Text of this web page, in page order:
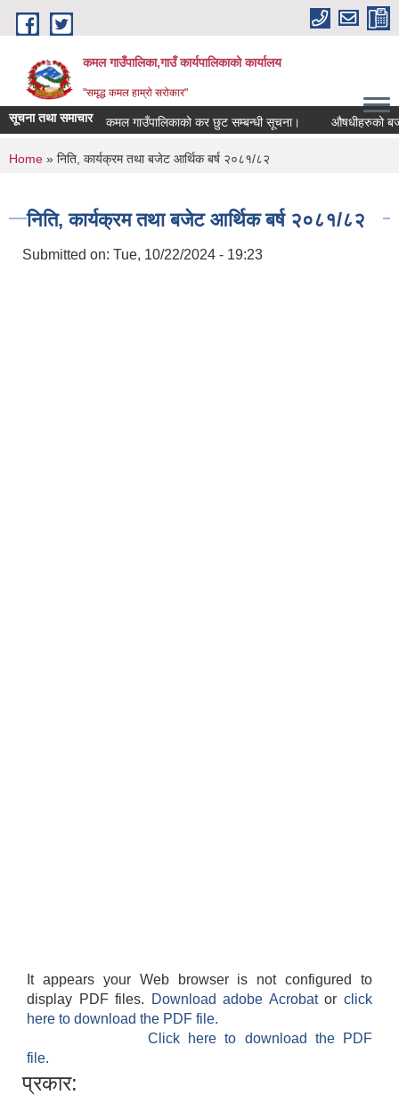
Skip to main content
कमल गाउँपालिका,गाउँ कार्यपालिकाको कार्यालय
"समृद्ध कमल हाम्रो सरोकार"
सूचना तथा समाचार कमल गाउँपालिकाको कर छुट सम्बन्धी सूचना। औषधीहरुको
You are here
Home » निति, कार्यक्रम तथा बजेट आर्थिक बर्ष २०८१/८२
निति, कार्यक्रम तथा बजेट आर्थिक बर्ष २०८१/८२
Submitted on: Tue, 10/22/2024 - 19:23
It appears your Web browser is not configured to
display PDF files.
Download adobe Acrobatorclick
here to download the PDF file.
Click here to download the PDF
file.
प्रकार: